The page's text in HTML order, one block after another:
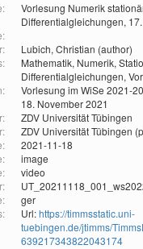
Vorlesung Numerik
Differentialgleichungen,
Lubich, Christian (author)
Mathematik, Numerik,
Differentialgleichungen,
Vorlesung im WiSe 2021-
18. November 2021
ZDV Universität Tübingen
ZDV Universität Tübingen
2021-11-18
image
video
ger
Url:https://timmsstatic.uni-
tuebingen.de/jtimms/
639217343822043174